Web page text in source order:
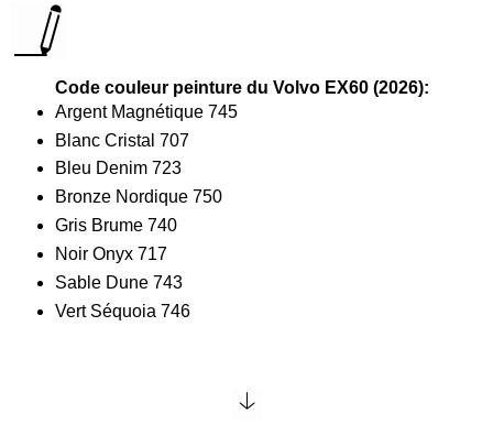
Code couleur peinture du Volvo EX60 (2026):
Argent Magnétique 745
Blanc Cristal 707
Bleu Denim 723
Bronze Nordique 750
Gris Brume 740
Noir Onyx 717
Sable Dune 743
Vert Séquoia 746